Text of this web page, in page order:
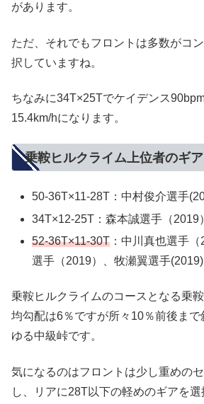
があります。
ただ、それでもフロントは多数がコ
択していますね。
ちなみに34T×25Tでケイデンス
15.4km/hになります。
乗鞍ヒルクライム上位者のギア
50-36T×11-28T：中村俊介選手
34T×12-25T：森本誠選手（2019）
52-36T×11-30T ：中川真也選手
選手（2019）、牧瀬翼選手(2019)
乗鞍ヒルクライムのコースとなる乗
均勾配は6％ですが所々10％前後ま
ゆる中級峠です。
気になるのはフロントは少し重めの
し、リアに28T以下の軽めのギアを